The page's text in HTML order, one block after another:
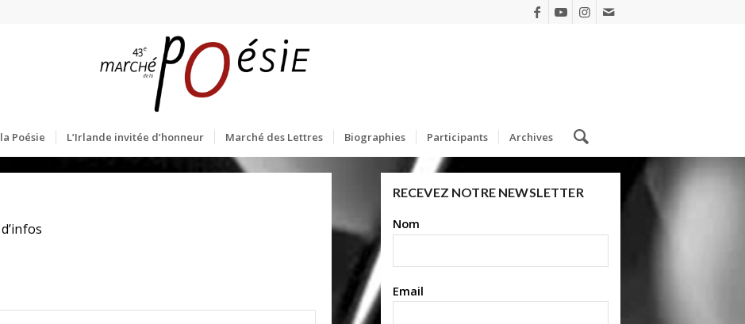
Poésie L’Irlande invitée d’honneur Marché des Lettres Biographies Participants Archives
RECEVEZ NOTRE NEWSLETTER
Nom
Email